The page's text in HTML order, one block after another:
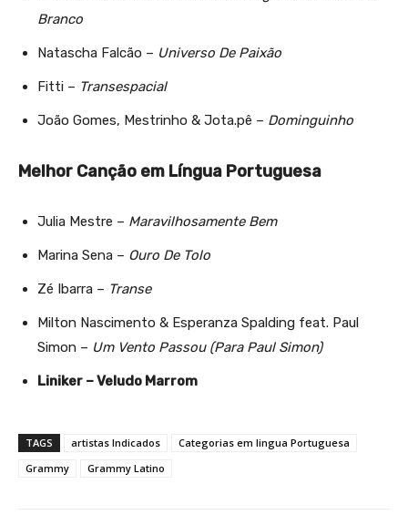
Branco
Natascha Falcão – Universo De Paixão
Fitti – Transespacial
João Gomes, Mestrinho & Jota.pê – Dominguinho
Melhor Canção em Língua Portuguesa
Julia Mestre – Maravilhosamente Bem
Marina Sena – Ouro De Tolo
Zé Ibarra – Transe
Milton Nascimento & Esperanza Spalding feat. Paul
Simon – Um Vento Passou (Para Paul Simon)
Liniker – Veludo Marrom
TAGS artistas Indicados
Categorias em lingua Portuguesa
Grammy
Grammy Latino